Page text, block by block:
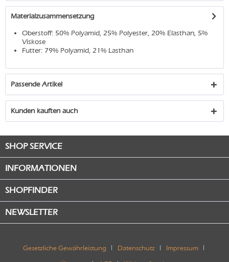
Materialzusammensetzung
Oberstoff: 50% Polyamid, 25% Polyester, 20% Elasthan, 5%
Viskose
Futter: 79% Polyamid, 21% Lasthan
Passende Artikel
Kunden kauften auch
SHOP SERVICE
INFORMATIONEN
SHOPFINDER
NEWSLETTER
Gesetzliche Gewährleistung Datenschutz Impressum